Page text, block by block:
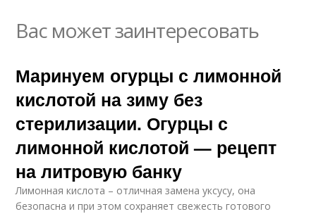
Вас может заинтересовать
Маринуем огурцы с лимонной
кислотой на зиму без
стерилизации. Огурцы с
лимонной кислотой — рецепт
на литровую банку
Лимонная кислота – отличная замена уксусу, она
безопасна и при этом сохраняет свежесть готового